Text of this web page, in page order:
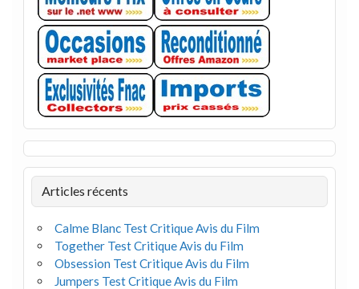
Articles récents
Calme Blanc Test Critique Avis du Film
Together Test Critique Avis du Film
Obsession Test Critique Avis du Film
Jumpers Test Critique Avis du Film